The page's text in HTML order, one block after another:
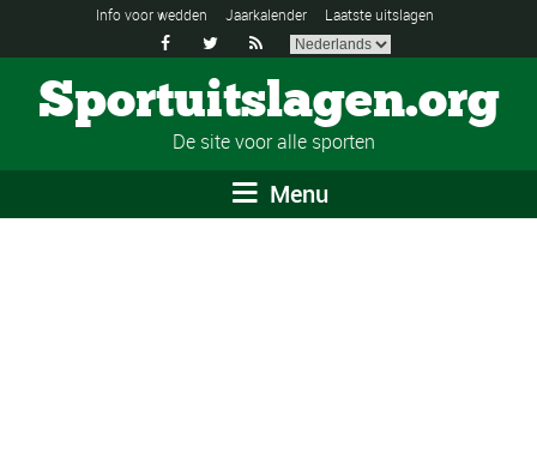
Info voor wedden Jaarkalender Laatste uitslagen
  
Sportuitslagen.org
De site voor alle sporten
Menu